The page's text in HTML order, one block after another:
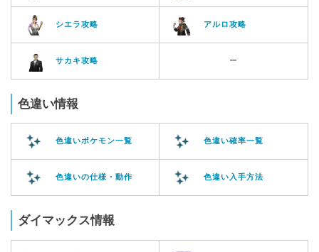
シエラ攻略 アルロ攻略
サカキ攻略 ー
色違い情報
色違いポケモン一覧 色違い確率一覧
色違いの仕様・動作 色違い入手方法
ダイマックス情報